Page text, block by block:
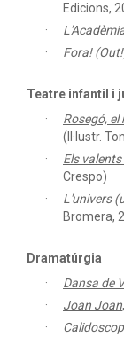
Edicions,
Fora!
Teatre infantil i
Rosegó,
(Il·lustr.
Els valents
Crespo)
L'univers
Bromera,
Dramatúrgia
Dansa de
Joan Joan,